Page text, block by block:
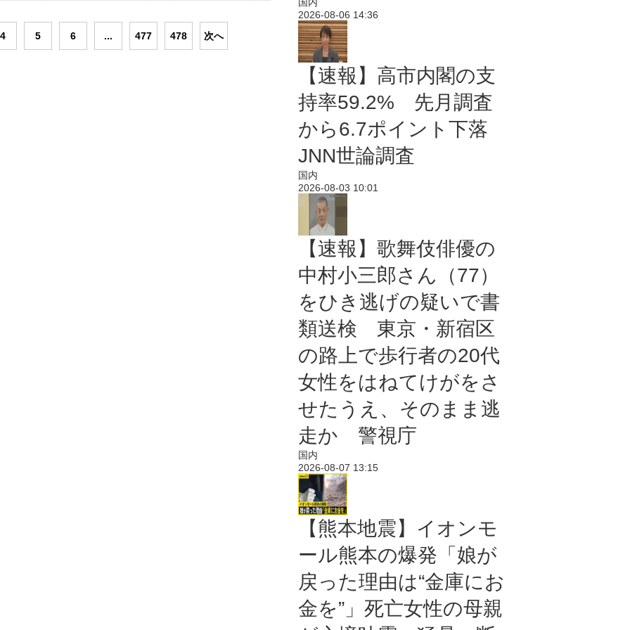
4 5 6 ... 477 478 次へ
2026-08-06 14:36
【速報】高市内閣の支
持率59.2% 先月調査
から6.7ポイント下落
JNN世論調査
国内
2026-08-03 10:01
【速報】歌舞伎俳優の
中村小三郎さん（77）
をひき逃げの疑いで書
類送検 東京・新宿区
の路上で歩行者の20代
女性をはねてけがをさ
せたうえ、そのまま逃
走か 警視庁
国内
2026-08-07 13:15
【熊本地震】イオンモ
ール熊本の爆発「娘が
戻った理由は“金庫にお
金を”」死亡女性の母親